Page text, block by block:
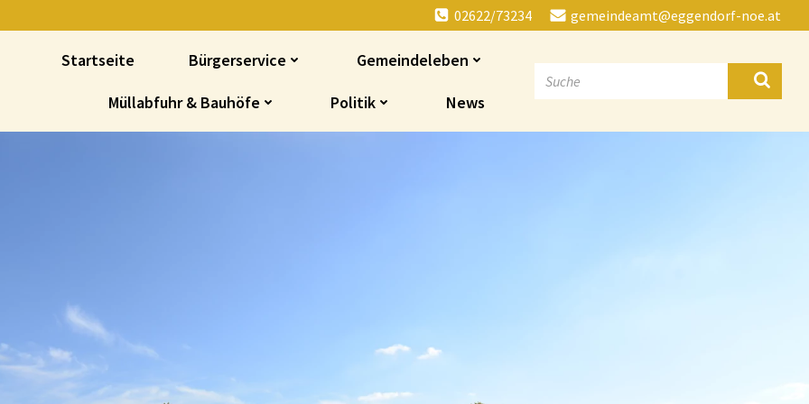
02622/73234 gemeindeamt@eggendorf-noe.at
Startseite Bürgerservice Gemeindeleben
Müllabfuhr & Bauhöfe Politik News